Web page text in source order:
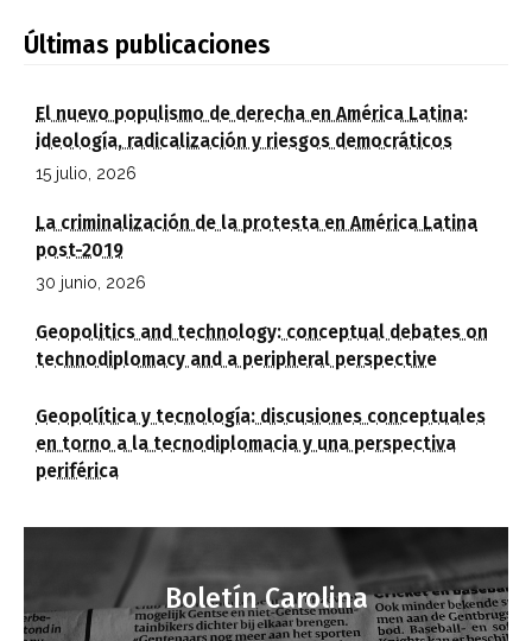
Últimas publicaciones
El nuevo populismo de derecha en América Latina:
ideología, radicalización y riesgos democráticos
15 julio, 2026
La criminalización de la protesta en América Latina
post-2019
30 junio, 2026
Geopolitics and technology: conceptual debates on
technodiplomacy and a peripheral perspective
Geopolítica y tecnología: discusiones conceptuales
en torno a la tecnodiplomacia y una perspectiva
periférica
Boletín Carolina